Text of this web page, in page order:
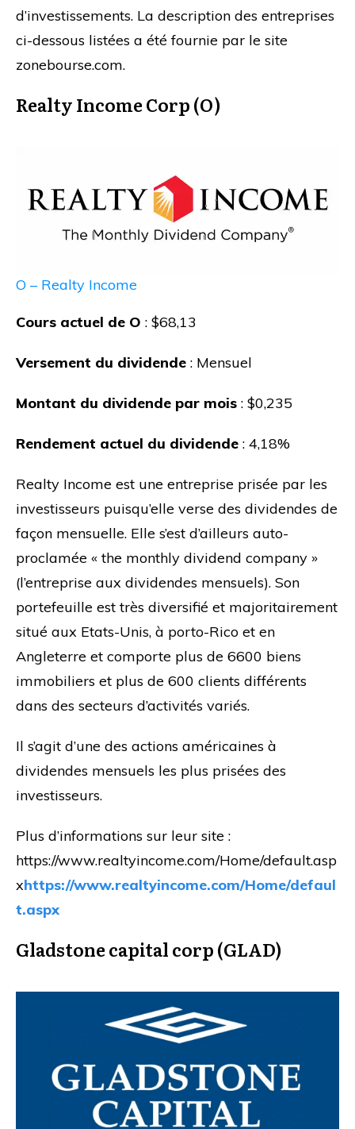
d’investissements. La description des entreprises
ci-dessous listées a été fournie par le site
zonebourse.com.
Realty Income Corp (O)
O – Realty Income
Cours actuel de O : $68,13
Versement du dividende : Mensuel
Montant du dividende par mois : $0,235
Rendement actuel du dividende : 4,18%
Realty Income est une entreprise prisée par les
investisseurs puisqu’elle verse des dividendes de
façon mensuelle. Elle s’est d’ailleurs auto-
proclamée « the monthly dividend company »
(l’entreprise aux dividendes mensuels). Son
portefeuille est très diversifié et majoritairement
situé aux Etats-Unis, à porto-Rico et en
Angleterre et comporte plus de 6600 biens
immobiliers et plus de 600 clients différents
dans des secteurs d’activités variés.
Il s’agit d’une des actions américaines à
dividendes mensuels les plus prisées des
investisseurs.
Plus d’informations sur leur site :
https://www.realtyincome.com/Home/default.asp
xhttps://www.realtyincome.com/Home/defaul
t.aspx
Gladstone capital corp (GLAD)